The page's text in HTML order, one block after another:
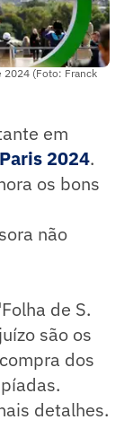
2024 (Foto: Franck
em
2024.
os bons
não
de S.
são os
dos
detalhes.